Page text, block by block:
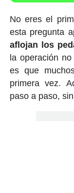
No eres el
esta pregunta
aflojan los
la operación
es que
primera vez.
paso a paso,